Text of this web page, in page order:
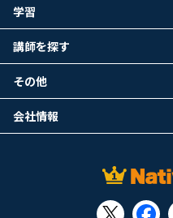
学習
講師を探す
その他
会社情報